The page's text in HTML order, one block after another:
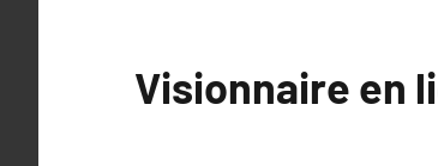
Visionnaire en